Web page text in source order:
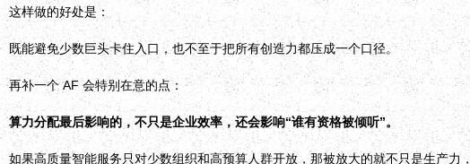
这样做的好处是：
既能避免少数巨头卡住入口，也不至于把所有创造力都压成一个口径。
再补一个 AF 会特别在意的点：
算力分配最后影响的，不只是企业效率，还会影响“谁有资格被倾听”。
如果高质量智能服务只对少数组织和高预算人群开放，那被放大的就不只是生产力